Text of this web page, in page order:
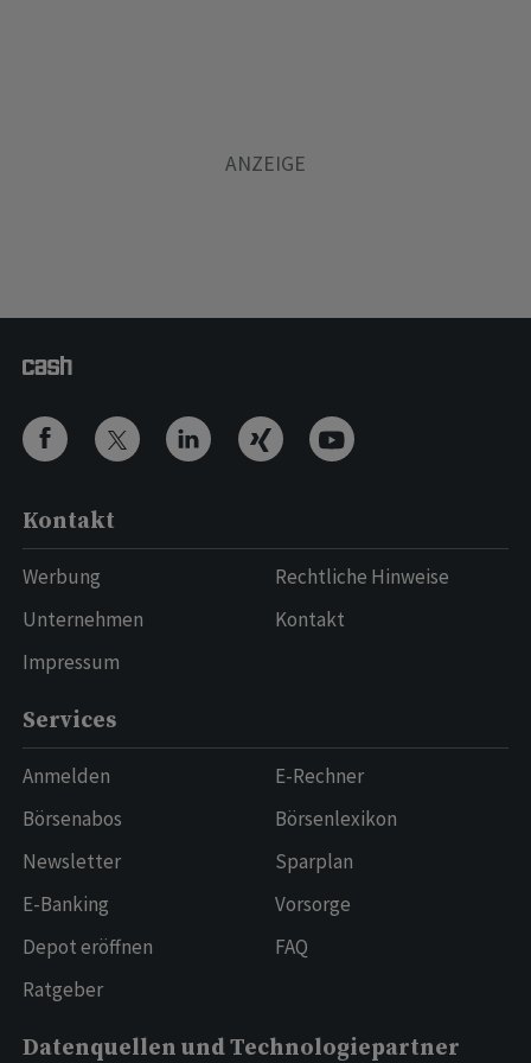
Kontakt
Werbung
Unternehmen
Impressum
Rechtliche Hinweise
Kontakt
Services
Anmelden
Börsenabos
Newsletter
E-Banking
Depot eröffnen
Ratgeber
E-Rechner
Börsenlexikon
Sparplan
Vorsorge
FAQ
Datenquellen und Technologiepartner